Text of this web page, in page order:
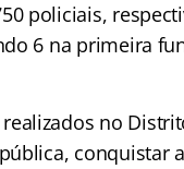
policiais,
6 na primeira
no
conquistar